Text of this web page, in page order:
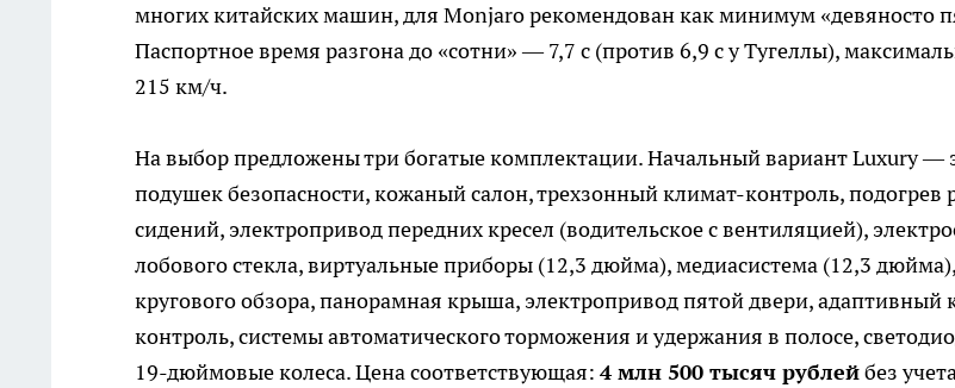
многих китайских машин, для Monjaro рекомендован как минимум «девяносто
Паспортное время разгона до «сотни» — 7,7 с (против 6,9 с у Тугеллы),
215 км/ч.
На выбор предложены три богатые комплектации. Начальный вариант Luxury —
подушек безопасности, кожаный салон, трехзонный климат-контроль, подогрев
сидений, электропривод передних кресел (водительское с вентиляцией),
лобового стекла, виртуальные приборы (12,3 дюйма), медиасистема (12,3
кругового обзора, панорамная крыша, электропривод пятой двери, адаптивный
контроль, системы автоматического торможения и удержания в полосе,
19-дюймовые колеса. Цена соответствующая: 4 млн 500 тысяч рублейбез